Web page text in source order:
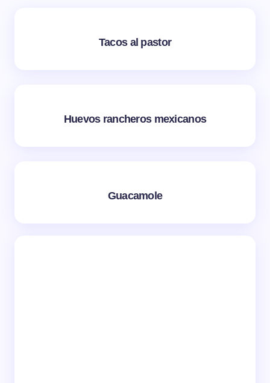
Tacos al pastor
Huevos rancheros mexicanos
Guacamole